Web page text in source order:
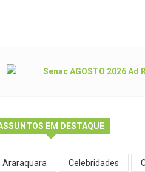
EM DESTAQUE
Araraquara Celebridades